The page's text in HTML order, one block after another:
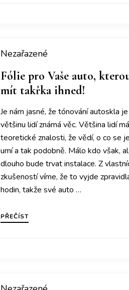
Nezařazené
Fólie pro Vaše auto,
mít takřka ihned!
Je nám jasné, že tónování autoskla
většinu lidí známá věc. Většina lidí
teoretické znalosti, že vědí, o co se
umí a tak podobně. Málo kdo však,
dlouho bude trvat instalace. Z
zkušeností víme, že to vyjde
hodin, takže své auto …
PŘEČÍST